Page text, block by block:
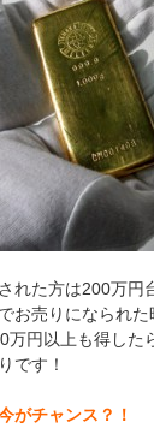
れた方は200万円
お売りになられた
万円以上も得した
です！
がチャンス？！